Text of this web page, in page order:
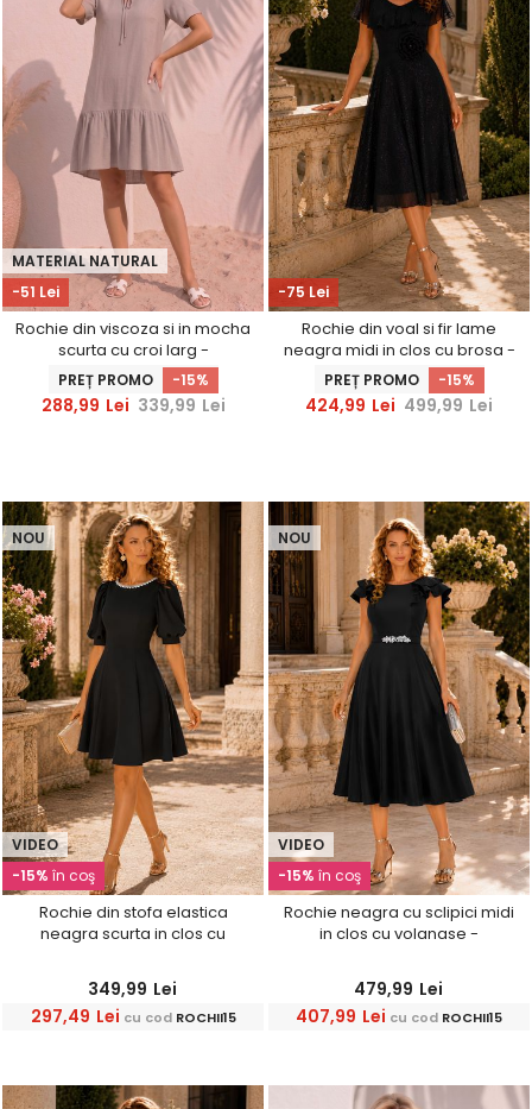
-51 Lei
MATERIAL NATURAL
Rochie din viscoza si in mocha
scurta cu croi larg -
StarShinerS
PREȚ PROMO -15%
288,99 Lei 339,99 Lei
-75 Lei
Rochie din voal si fir lame
neagra midi in clos cu brosa -
StarShinerS
PREȚ PROMO -15%
424,99 Lei 499,99 Lei
-15% în coş
VIDEO
NOU
Rochie din stofa elastica
neagra scurta in clos cu
StarShinerS
349,99 Lei
297,49 Lei cu cod ROCHII15
-15% în coş
VIDEO
NOU
Rochie neagra cu sclipici midi
in clos cu volanase -
479,99 Lei
407,99 Lei cu cod ROCHII15